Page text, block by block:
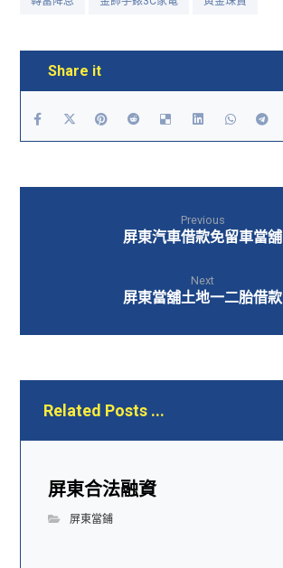
Previous
屏東汽車借款免留車當舖
Next
屏東當舖土地一二胎借款
Related Posts ...
屏東合法融資
屏東當鋪